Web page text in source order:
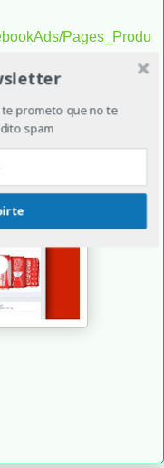
Pages_Produ
prometo que no te
spam